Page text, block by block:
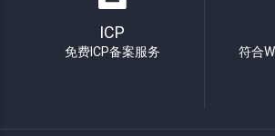
ICP
免费ICP备案服务 符合